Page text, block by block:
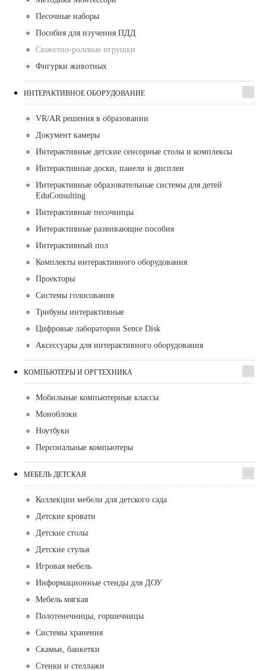
Песочные наборы
Пособия для изучения ПДД
Сюжетно-ролевые игрушки
Фигурки животных
ИНТЕРАКТИВНОЕ ОБОРУДОВАНИЕ
VR/AR решения в образовании
Документ камеры
Интерактивные детские сенсорные столы и комплексы
Интерактивные доски, панели и дисплеи
Интерактивные образовательные системы для детей
EduConsulting
Интерактивные песочницы
Интерактивные развивающие пособия
Интерактивный пол
Комплекты интерактивного оборудования
Проекторы
Системы голосования
Трибуны интерактивные
Цифровые лаборатории Sence Disk
Аксессуары для интерактивного оборудования
КОМПЬЮТЕРЫ И ОРГТЕХНИКА
Мобильные компьютерные классы
Моноблоки
Ноутбуки
Персональные компьютеры
МЕБЕЛЬ ДЕТСКАЯ
Коллекции мебели для детского сада
Детские кровати
Детские столы
Детские стулья
Игровая мебель
Информационные стенды для ДОУ
Мебель мягкая
Полотенечницы, горшечницы
Системы хранения
Скамьи, банкетки
Стенки и стеллажи